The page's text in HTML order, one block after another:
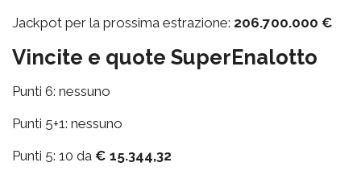
Jackpot per la prossima estrazione: 206.700.000 €
Vincite e quote SuperEnalotto
Punti 6: nessuno
Punti 5+1: nessuno
Punti 5: 10 da € 15.344,32